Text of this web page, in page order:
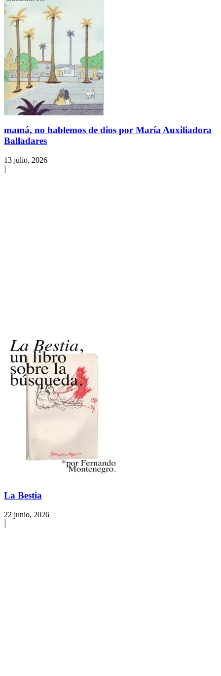
mamá, no hablemos de dios por María Auxiliadora
Balladares
13 julio, 2026
La Bestia
22 junio, 2026